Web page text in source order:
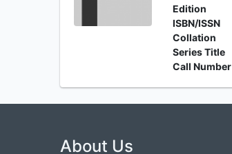
Edition
ISBN/ISSN
Collation
Series Title
Call Number
About Us